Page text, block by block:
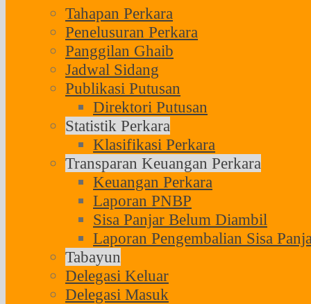
Tahapan Perkara
Penelusuran Perkara
Panggilan Ghaib
Jadwal Sidang
Publikasi Putusan
Direktori Putusan
Statistik Perkara
Klasifikasi Perkara
Transparan Keuangan Perkara
Keuangan Perkara
Laporan PNBP
Sisa Panjar Belum Diambil
Laporan Pengembalian Sisa
Tabayun
Delegasi Keluar
Delegasi Masuk